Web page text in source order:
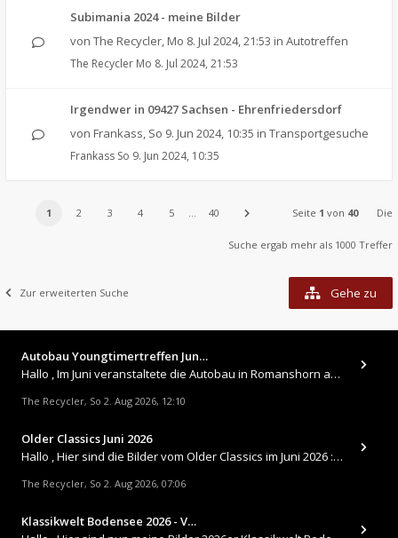
Subimania 2024 - meine Bilder
von The Recycler, Mo 8. Jul 2024, 21:53 in Autotreffen
The Recycler Mo 8. Jul 2024, 21:53
Irgendwer in 09427 Sachsen - Ehrenfriedersdorf
von Frankass, So 9. Jun 2024, 10:35 in Transportgesuche
Frankass So 9. Jun 2024, 10:35
1 2 3 4 5 … 40 Seite 1 von 40 Die
Suche ergab mehr als 1000 Treffer
Zur erweiterten Suche Gehe zu
Autobau Youngtimertreffen Jun…
Hallo , Im Juni veranstaltete die Autobau in Romanshorn auf ihrem Gelände ein kleines Youngtimertreffen : https://up.
The Recycler, So 2. Aug 2026, 12:10
Older Classics Juni 2026
​Hallo , Hier sind die Bilder vom Older Classics im Juni 2026 : https://up.picr.de/51155940wd.jpg https://up.pic
The Recycler, So 2. Aug 2026, 07:06
Klassikwelt Bodensee 2026 - V…